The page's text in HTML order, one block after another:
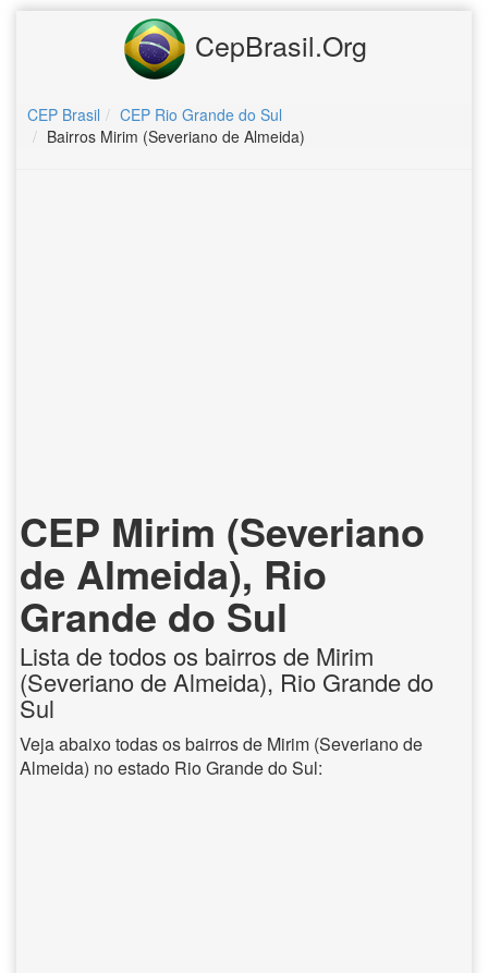
CepBrasil.Org
CEP Brasil
CEP Rio Grande do Sul
Bairros Mirim (Severiano de Almeida)
CEP Mirim (Severiano
de Almeida), Rio
Grande do Sul
Lista de todos os bairros de Mirim
(Severiano de Almeida), Rio Grande do
Sul
Veja abaixo todas os bairros de Mirim (Severiano de
Almeida) no estado Rio Grande do Sul: